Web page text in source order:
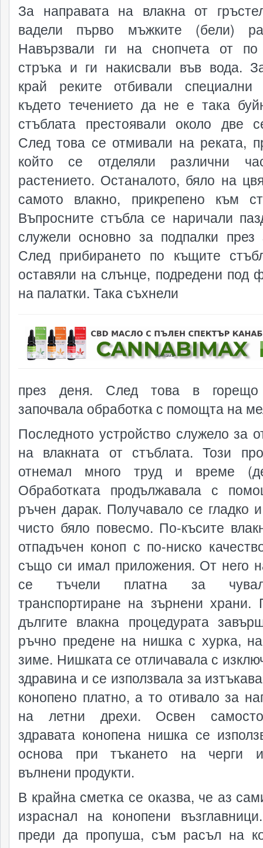
За направата на влакна от
вадели първо мъжките (бели)
Навързвали ги на снопчета от
стръка и ги накисвали във вода.
край реките отбивали специални
където течението да не е така
стъблата престоявали около две
След това се отмивали на реката,
който се отделяли рaзлични
растението. Останалото, бяло на
самото влакно, прикрепено към
Въпросните стъбла се наричали
служели основно за подпалки през
След прибирането по къщите
оставяли на слънце, подредени под
на палатки. Така съхнели
реклама
през деня. След това в
започвала обработка с помощта на
Последното устройство служело за
на влакната от стъблата. Този
отнемал много труд и време
Обработката продължавала с
ръчен дарак. Получавало се гладко
чисто бяло повесмо. По-късите
отпадъчен коноп с по-ниско
също си имал приложения. От него
се тъчели платна за
транспортиране на зърнени храни.
дългите влакна процедурата
ръчно предене на нишка с хурка,
зиме. Нишката се отличавала с
здравина и се използвала за
конопено платно, а то отивало за
на летни дрехи. Освен
здравата конопена нишка се
основа при тъкането на черги
вълнени продукти.
В крайна сметка се оказва, че аз
израснал на конопени
преди да пропуша, съм расъл на